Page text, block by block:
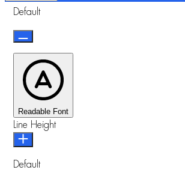
Default
Readable Font
Line Height
Default